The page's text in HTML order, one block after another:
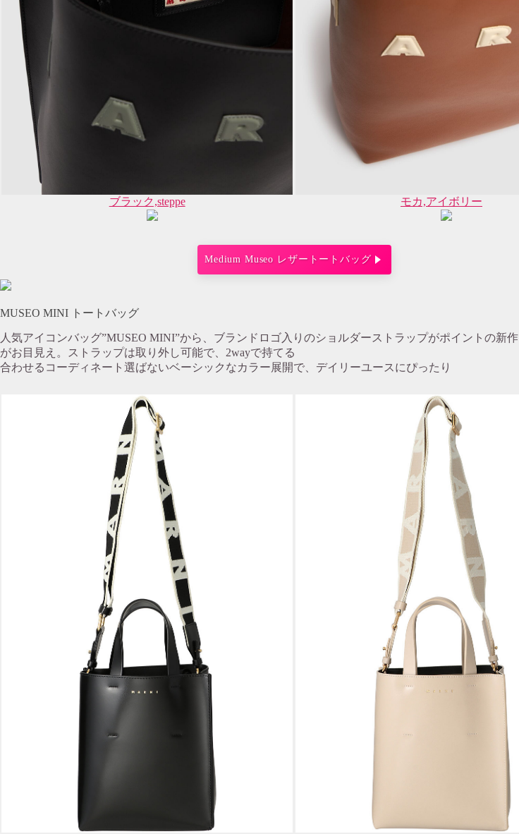
ブラック,steppe モカ,アイボリー
Medium Museo レザートートバッグ
MUSEO MINI トートバッグ
人気アイコンバッグ”MUSEO MINI”から、ブランドロゴ入りのショルダーストラップがポイントの新作
がお目見え。ストラップは取り外し可能で、2wayで持てる
合わせるコーディネート選ばないベーシックなカラー展開で、デイリーユースにぴったり